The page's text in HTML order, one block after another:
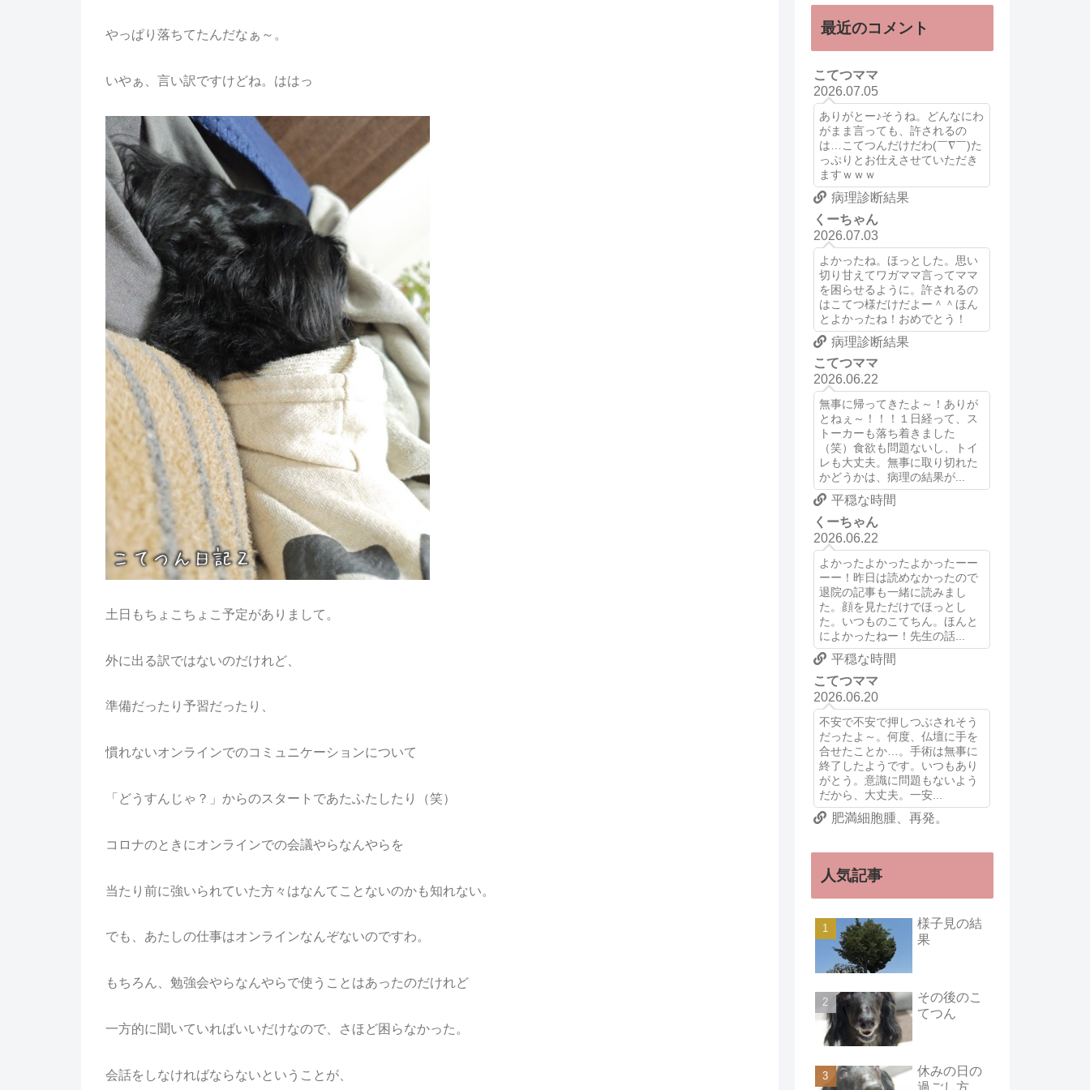
やっぱり落ちてたんだなぁ～。
いやぁ、言い訳ですけどね。ははっ
土日もちょこちょこ予定がありまして。
外に出る訳ではないのだけれど、
準備だったり予習だったり、
慣れないオンラインでのコミュニケーションについて
「どうすんじゃ？」からのスタートであたふたしたり（笑）
コロナのときにオンラインでの会議やらなんやらを
当たり前に強いられていた方々はなんてことないのかも知れない。
でも、あたしの仕事はオンラインなんぞないのですわ。
もちろん、勉強会やらなんやらで使うことはあったのだけれど
一方的に聞いていればいいだけなので、さほど困らなかった。
会話をしなければならないということが、
最近のコメント
こてつママ
2026.07.05
ありがとー♪そうね。どんなにわ
がまま言っても、許されるの
は…こてつんだけだわ(￣∇￣)た
っぷりとお仕えさせていただき
ますｗｗｗ
病理診断結果
くーちゃん
2026.07.03
よかったね。ほっとした。思い
切り甘えてワガママ言ってママ
を困らせるように。許されるの
はこてつ様だけだよー＾＾ほん
とよかったね！おめでとう！
病理診断結果
こてつママ
2026.06.22
無事に帰ってきたよ～！ありが
とねぇ～！！！１日経って、ス
トーカーも落ち着きました
（笑）食欲も問題ないし、トイ
レも大丈夫。無事に取り切れた
かどうかは、病理の結果が...
平穏な時間
くーちゃん
2026.06.22
よかったよかったよかったーー
ーー！昨日は読めなかったので
退院の記事も一緒に読みまし
た。顔を見ただけでほっとし
た。いつものこてちん。ほんと
によかったねー！先生の話...
平穏な時間
こてつママ
2026.06.20
不安で不安で押しつぶされそう
だったよ～。何度、仏壇に手を
合せたことか…。手術は無事に
終了したようです。いつもあり
がとう。意識に問題もないよう
だから、大丈夫。一安...
肥満細胞腫、再発。
人気記事
様子見の結
果
その後のこ
てつん
休みの日の
過ごし方